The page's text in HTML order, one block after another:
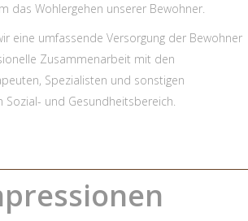
das Wohlergehen unserer Bewohner.
eine umfassende Versorgung der Bewohner
Zusammenarbeit mit den
Spezialisten und sonstigen
Sozial- und Gesundheitsbereich.